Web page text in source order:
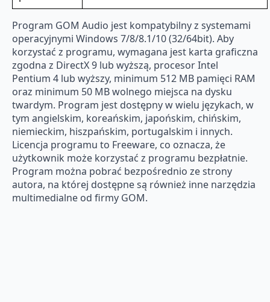
Program GOM Audio jest kompatybilny z systemami
operacyjnymi Windows 7/8/8.1/10 (32/64bit). Aby
korzystać z programu, wymagana jest karta graficzna
zgodna z DirectX 9 lub wyższą, procesor Intel
Pentium 4 lub wyższy, minimum 512 MB pamięci RAM
oraz minimum 50 MB wolnego miejsca na dysku
twardym. Program jest dostępny w wielu językach, w
tym angielskim, koreańskim, japońskim, chińskim,
niemieckim, hiszpańskim, portugalskim i innych.
Licencja programu to Freeware, co oznacza, że
użytkownik może korzystać z programu bezpłatnie.
Program można pobrać bezpośrednio ze strony
autora, na której dostępne są również inne narzędzia
multimedialne od firmy GOM.